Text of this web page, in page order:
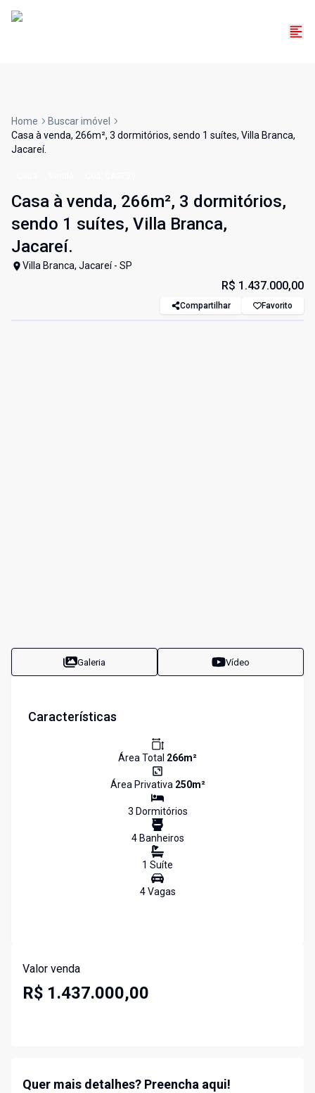
Home
Buscar imóvel
Casa à venda, 266m², 3 dormitórios, sendo 1 suítes, Villa Branca,
Jacareí.
Casa à venda, 266m², 3 dormitórios,
sendo 1 suítes, Villa Branca,
Jacareí.
Villa Branca, Jacareí - SP
R$ 1.437.000,00
Compartilhar Favorito
Galeria Vídeo
Características
Área Total 266m²
Área Privativa 250m²
3 Dormitórios
4Banheiros
1 Suíte
4Vagas
Valor venda
R$ 1.437.000,00
Quer mais detalhes? Preencha aqui!